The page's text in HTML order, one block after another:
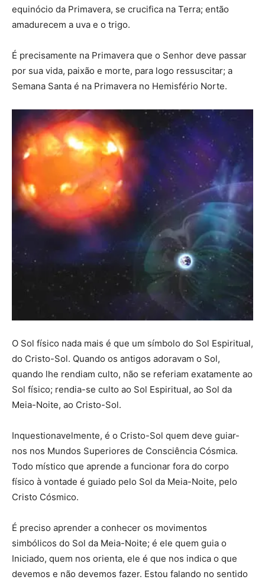
equinócio da Primavera, se crucifica na Terra; então
amadurecem a uva e o trigo.
É precisamente na Primavera que o Senhor deve passar
por sua vida, paixão e morte, para logo ressuscitar; a
Semana Santa é na Primavera no Hemisfério Norte.
O Sol físico nada mais é que um símbolo do Sol Espiritual,
do Cristo-Sol. Quando os antigos adoravam o Sol,
quando lhe rendiam culto, não se referiam exatamente ao
Sol físico; rendia-se culto ao Sol Espiritual, ao Sol da
Meia-Noite, ao Cristo-Sol.
Inquestionavelmente, é o Cristo-Sol quem deve guiar-
nos nos Mundos Superiores de Consciência Cósmica.
Todo místico que aprende a funcionar fora do corpo
físico à vontade é guiado pelo Sol da Meia-Noite, pelo
Cristo Cósmico.
É preciso aprender a conhecer os movimentos
simbólicos do Sol da Meia-Noite; é ele quem guia o
Iniciado, quem nos orienta, ele é que nos indica o que
devemos e não devemos fazer. Estou falando no sentido